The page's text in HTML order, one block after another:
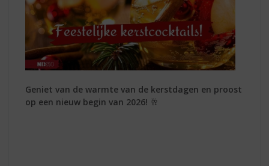
Geniet van de warmte van de kerstdagen en proost
op een nieuw begin van 2026! 🥂